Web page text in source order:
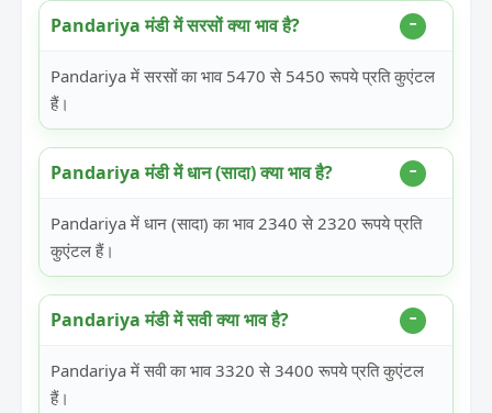
Pandariya मंडी में सरसों क्या भाव है?
Pandariya में सरसों का भाव 5470 से 5450 रूपये प्रति कुएंटल
हैं।
Pandariya मंडी में धान (सादा) क्या भाव है?
Pandariya में धान (सादा) का भाव 2340 से 2320 रूपये प्रति
कुएंटल हैं।
Pandariya मंडी में सवी क्या भाव है?
Pandariya में सवी का भाव 3320 से 3400 रूपये प्रति कुएंटल
हैं।